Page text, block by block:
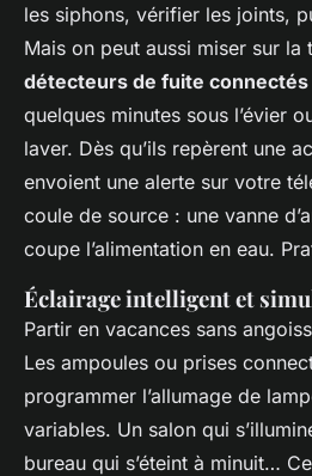
les siphons, vérifier les joints,
Mais on peut aussi miser sur la
détecteurs de fuite connectés
quelques minutes sous l’évier
laver. Dès qu’ils repèrent une
envoient une alerte sur votre
coule de source : une vanne
coupe l’alimentation en eau.
Éclairage intelligent et
Partir en vacances sans
Les ampoules ou prises
programmer l’allumage de
variables. Un salon qui
bureau qui s’éteint à minuit…